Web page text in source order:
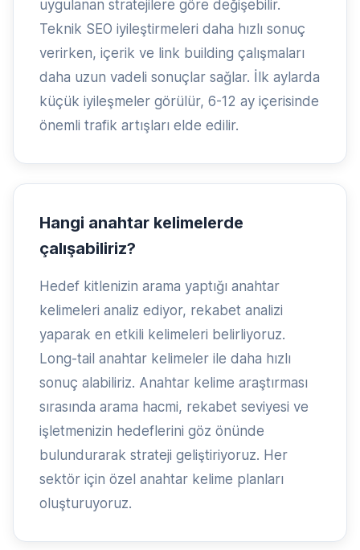
uygulanan stratejilere göre değişebilir.
Teknik SEO iyileştirmeleri daha hızlı sonuç
verirken, içerik ve link building çalışmaları
daha uzun vadeli sonuçlar sağlar. İlk aylarda
küçük iyileşmeler görülür, 6-12 ay içerisinde
önemli trafik artışları elde edilir.
Hangi anahtar kelimelerde
çalışabiliriz?
Hedef kitlenizin arama yaptığı anahtar
kelimeleri analiz ediyor, rekabet analizi
yaparak en etkili kelimeleri belirliyoruz.
Long-tail anahtar kelimeler ile daha hızlı
sonuç alabiliriz. Anahtar kelime araştırması
sırasında arama hacmi, rekabet seviyesi ve
işletmenizin hedeflerini göz önünde
bulundurarak strateji geliştiriyoruz. Her
sektör için özel anahtar kelime planları
oluşturuyoruz.